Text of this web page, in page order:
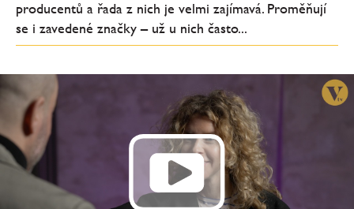
producentů a řada z nich je velmi zajímavá. Proměňují
se i zavedené značky – už u nich často...